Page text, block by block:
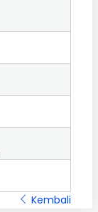
Kembali